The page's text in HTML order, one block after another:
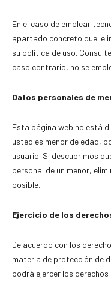
En el caso de emplear
apartado concreto que le
su política de uso.
caso contrario, no se
Datos personales de
Esta página web no está
usted es menor de edad,
usuario. Si descubrimos
personal de un menor,
posible.
Ejercicio de los
De acuerdo con los
materia de protección de
podrá ejercer los